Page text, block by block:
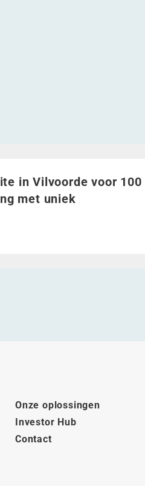
topligging met uniek
topligging met
strategische topligging
euro: strategische
in Vilvoorde voor 100
met uniek
Onze oplossingen
Investor Hub
Contact